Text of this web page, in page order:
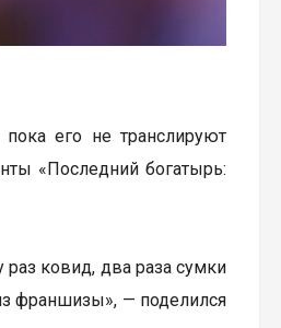
его не транслируют
«Последний богатырь:
ковид, два раза сумки
франшизы», — поделился